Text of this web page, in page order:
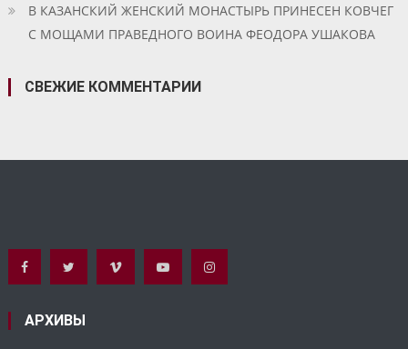
В КАЗАНСКИЙ ЖЕНСКИЙ МОНАСТЫРЬ ПРИНЕСЕН КОВЧЕГ
С МОЩАМИ ПРАВЕДНОГО ВОИНА ФЕОДОРА УШАКОВА
СВЕЖИЕ КОММЕНТАРИИ
АРХИВЫ